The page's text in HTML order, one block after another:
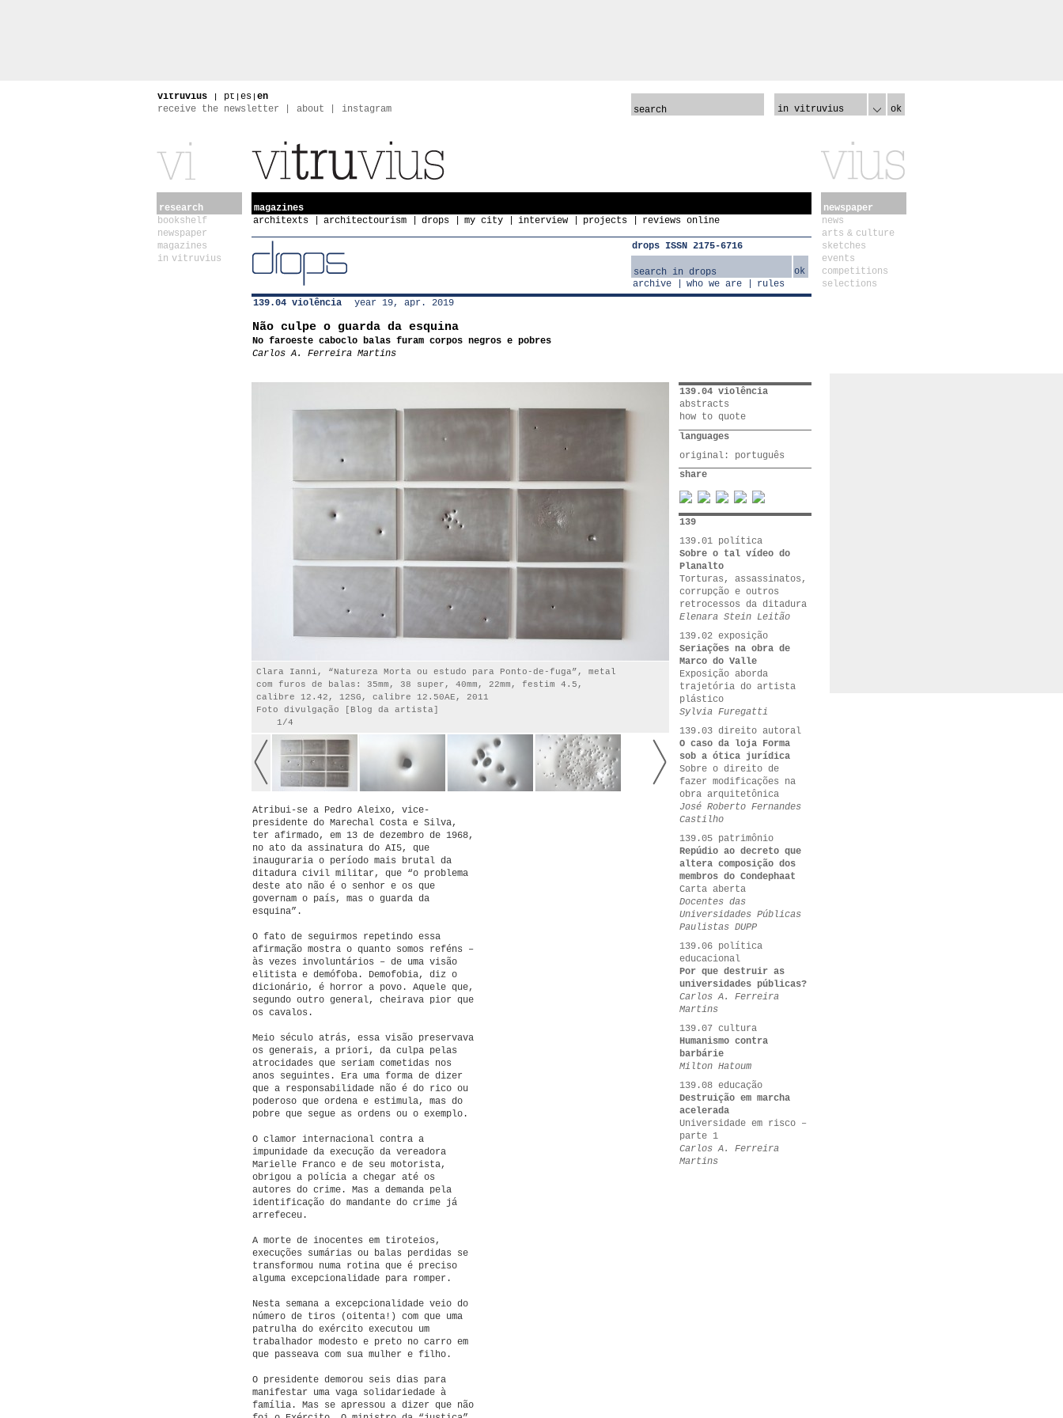
vitruvius | pt | es | en
receive the newsletter
about instagram in vitruvius ok
research
bookshelf
newspaper
magazines
in vitruvius
magazines
architexts
architectourism drops my city interview projects reviews online
drops ISSN 2175-6716
ok
archive
who we are
rules
139.04 violência
year 19, apr. 2019
Não culpe o guarda da esquina
No faroeste caboclo balas furam corpos negros e pobres
Carlos A. Ferreira Martins
Clara Ianni, “Natureza Morta ou estudo para Ponto-de-fuga”, metal
com furos de balas: 35mm, 38 super, 40mm, 22mm, festim 4.5,
calibre 12.42, 12SG, calibre 12.50AE, 2011
Foto divulgação [Blog da artista]
1/4
Atribui-se a Pedro Aleixo, vice-
presidente do Marechal Costa e Silva,
ter afirmado, em 13 de dezembro de 1968,
no ato da assinatura do AI5, que
inauguraria o período mais brutal da
ditadura civil militar, que “o problema
deste ato não é o senhor e os que
governam o país, mas o guarda da
esquina”.
O fato de seguirmos repetindo essa
afirmação mostra o quanto somos reféns –
às vezes involuntários – de uma visão
elitista e demófoba. Demofobia, diz o
dicionário, é horror a povo. Aquele que,
segundo outro general, cheirava pior que
os cavalos.
Meio século atrás, essa visão preservava
os generais, a priori, da culpa pelas
atrocidades que seriam cometidas nos
anos seguintes. Era uma forma de dizer
que a responsabilidade não é do rico ou
poderoso que ordena e estimula, mas do
pobre que segue as ordens ou o exemplo.
O clamor internacional contra a
impunidade da execução da vereadora
Marielle Franco e de seu motorista,
obrigou a polícia a chegar até os
autores do crime. Mas a demanda pela
identificação do mandante do crime já
arrefeceu.
A morte de inocentes em tiroteios,
execuções sumárias ou balas perdidas se
transformou numa rotina que é preciso
alguma excepcionalidade para romper.
Nesta semana a excepcionalidade veio do
número de tiros (oitenta!) com que uma
patrulha do exército executou um
trabalhador modesto e preto no carro em
que passeava com sua mulher e filho.
O presidente demorou seis dias para
manifestar uma vaga solidariedade à
família. Mas se apressou a dizer que não
139.04 violência
abstracts
how to quote
languages
original: português
share
139
139.01 política
Sobre o tal vídeo do
Planalto
Torturas, assassinatos,
corrupção e outros
retrocessos da ditadura
Elenara Stein Leitão
139.02 exposição
Seriações na obra de
Marco do Valle
Exposição aborda
trajetória do artista
plástico
Sylvia Furegatti
139.03 direito autoral
O caso da loja Forma
sob a ótica jurídica
Sobre o direito de
fazer modificações na
obra arquitetônica
José Roberto Fernandes
Castilho
139.05 patrimônio
Repúdio ao decreto que
altera composição dos
membros do Condephaat
Carta aberta
Docentes das
Universidades Públicas
Paulistas DUPP
139.06 política
educacional
Por que destruir as
universidades públicas?
Carlos A. Ferreira
Martins
139.07 cultura
Humanismo contra
barbárie
Milton Hatoum
139.08 educação
Destruição em marcha
acelerada
Universidade em risco –
parte 1
Carlos A. Ferreira
Martins
newspaper
news
arts & culture
sketches
events
competitions
selections